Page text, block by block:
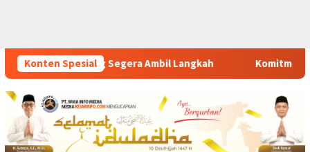
Konten Spesial
Langkah Komitmen Polsek Tigaraksa Tindak